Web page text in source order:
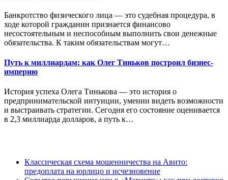
Банкротство физического лица — это судебная процедура, в
ходе которой гражданин признается финансово
несостоятельным и неспособным выполнить свои денежные
обязательства. К таким обязательствам могут…
Путь к миллиардам: как Олег Тиньков построил бизнес-
империю
История успеха Олега Тинькова — это история о
предпринимательской интуиции, умении видеть возможности
и выстраивать стратегии. Сегодня его состояние оценивается
в 2,3 миллиарда долларов, а путь к…
Классическая схема мошенничества на Авито:
предоплата на юрлицо и исчезновение